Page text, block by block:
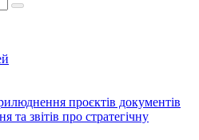
проєктів документів
та звітів про стратегічну